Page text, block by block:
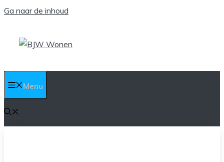
Ga naar de inhoud
Menu